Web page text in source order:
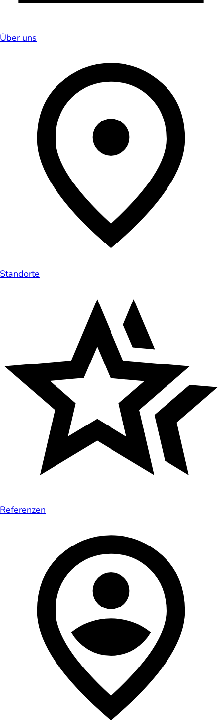
Über uns
Standorte
Referenzen